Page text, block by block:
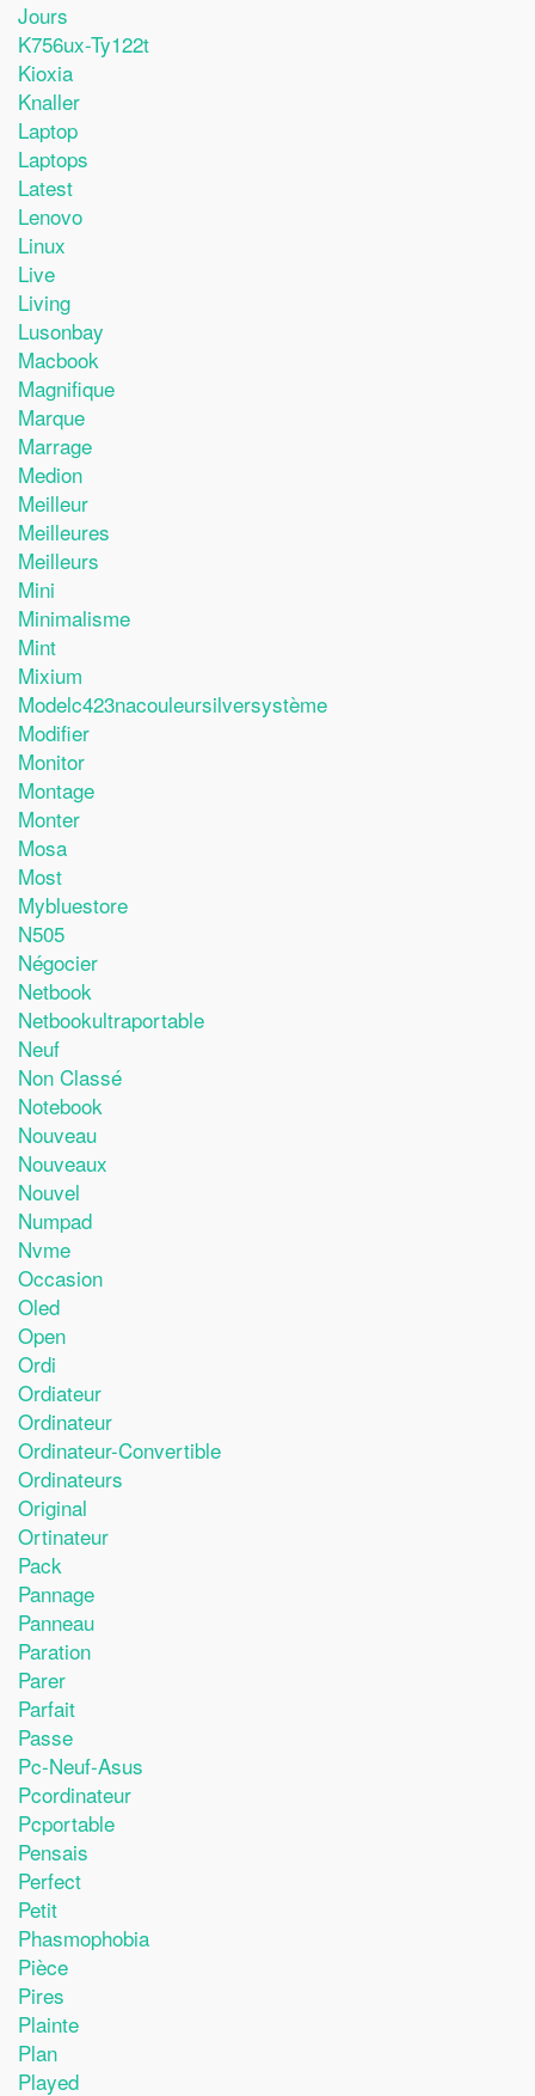
Jours
K756ux-Ty122t
Kioxia
Knaller
Laptop
Laptops
Latest
Lenovo
Linux
Live
Living
Lusonbay
Macbook
Magnifique
Marque
Marrage
Medion
Meilleur
Meilleures
Meilleurs
Mini
Minimalisme
Mint
Mixium
Modelc423nacouleursilversystème
Modifier
Monitor
Montage
Monter
Mosa
Most
Mybluestore
N505
Négocier
Netbook
Netbookultraportable
Neuf
Non Classé
Notebook
Nouveau
Nouveaux
Nouvel
Numpad
Nvme
Occasion
Oled
Open
Ordi
Ordiateur
Ordinateur
Ordinateur-Convertible
Ordinateurs
Original
Ortinateur
Pack
Pannage
Panneau
Paration
Parer
Parfait
Passe
Pc-Neuf-Asus
Pcordinateur
Pcportable
Pensais
Perfect
Petit
Phasmophobia
Pièce
Pires
Plainte
Plan
Played